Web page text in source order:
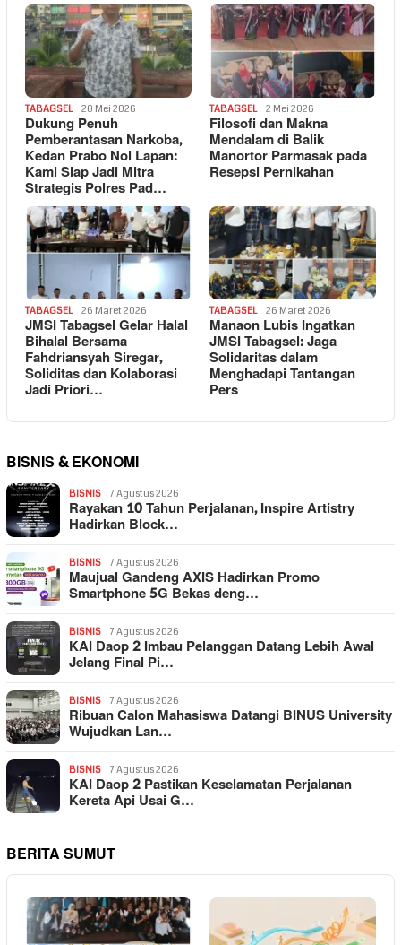
TABAGSEL 20 Mei 2026
Dukung Penuh
Pemberantasan Narkoba,
Kedan Prabo Nol Lapan:
Kami Siap Jadi Mitra
Strategis Polres Pad…
TABAGSEL 2 Mei 2026
Filosofi dan Makna
Mendalam di Balik
Manortor Parmasak pada
Resepsi Pernikahan
TABAGSEL 26 Maret 2026
JMSI Tabagsel Gelar Halal
Bihalal Bersama
Fahdriansyah Siregar,
Soliditas dan Kolaborasi
Jadi Priori…
TABAGSEL 26 Maret 2026
Manaon Lubis Ingatkan
JMSI Tabagsel: Jaga
Solidaritas dalam
Menghadapi Tantangan
Pers
BISNIS & EKONOMI
BISNIS 7 Agustus 2026
Rayakan 10 Tahun Perjalanan, Inspire Artistry
Hadirkan Block…
BISNIS 7 Agustus 2026
Maujual Gandeng AXIS Hadirkan Promo
Smartphone 5G Bekas deng…
BISNIS 7 Agustus 2026
KAI Daop 2 Imbau Pelanggan Datang Lebih Awal
Jelang Final Pi…
BISNIS 7 Agustus 2026
Ribuan Calon Mahasiswa Datangi BINUS University
Wujudkan Lan…
BISNIS 7 Agustus 2026
KAI Daop 2 Pastikan Keselamatan Perjalanan
Kereta Api Usai G…
BERITA SUMUT